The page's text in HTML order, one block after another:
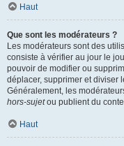
Haut
Que sont les modérateurs ?
Les modérateurs sont des
consiste à vérifier au jour le
pouvoir de modifier ou
déplacer, supprimer et diviser
Généralement, les
hors-sujetou publient du
Haut